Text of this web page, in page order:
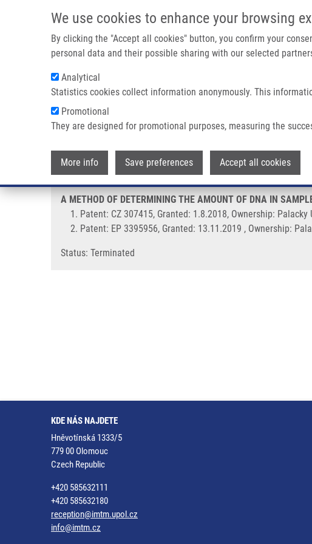
We use cookies to enhance your browsing
By clicking the "Accept all cookies" button, you confirm your
personal data and their possible sharing with our selected
Analytical
Statistics cookies collect information anonymously. This
Promotional
They are designed for promotional purposes, measuring the
More info Save preferences Accept all cookies
Drobečková navigace
Domů A METHOD OF DETERMINING THE AMOUNT OF DNA IN SAMPLES
A METHOD OF DETERMINING THE
A METHOD OF DETERMINING THE AMOUNT OF DNA IN
Patent: CZ 307415, Granted: 1.8.2018, Ownership:
Patent: EP 3395956, Granted: 13.11.2019 , Ownership:
Status: Terminated
KDE NÁS NAJDETE
Hněvotínská 1333/5
779 00 Olomouc
Czech Republic
+420 585632111
+420 585632180
reception@imtm.upol.cz
info@imtm.cz